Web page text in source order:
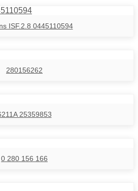
ISF.2.8 0445110594
280156262
25359853
0 280 156 166